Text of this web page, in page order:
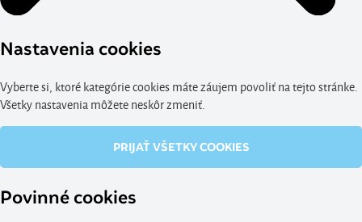
Nastavenia cookies
Vyberte si, ktoré kategórie cookies máte záujem povoliť na tejto stránke.
Všetky nastavenia môžete neskôr zmeniť.
PRIJAŤ VŠETKY COOKIES
Povinné cookies